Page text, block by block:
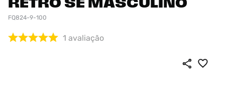
RETRO SE MASCULINO
FQ824-9-100
1 avaliação